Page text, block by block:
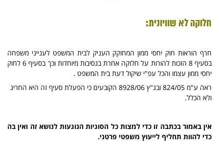
חלוקה לא שוויונית:
חרף הוראות חוק יחסי ממון המחוקק העניק לבית המשפט לענייני משפחה
בסעיף 8 הזכות להורות על חלוקה אחרת בנסיבות מיוחדות וכך בסעיף 6 לחוק
יחסי ממון עצמו והכל עפ"י שיקול דעת בית המשפט .
ראה ע"מ 824/05 ובג"ץ 8928/06 הקובעים כי הפעלת סעיף זה היא החריג
ולא הכלל.
אין באמור בכתבה זו כדי למצות כל הסוגיות הנוגעות לנושא זה ואין בה
כדי להוות תחליף לייעוץ משפטי פרטני.